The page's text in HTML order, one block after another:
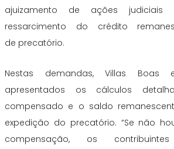
ajuizamento de ações
ressarcimento do crédito
de precatório.
Nestas demandas, Villas Boas
apresentados os cálculos
compensado e o saldo
expedição do precatório. “Se não
compensação, os contribuintes